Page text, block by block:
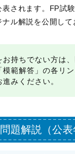
されます。FP試
ル解説を公開して
お持ちでない方は
模範解答」の各リ
進みください。
題解説（公表